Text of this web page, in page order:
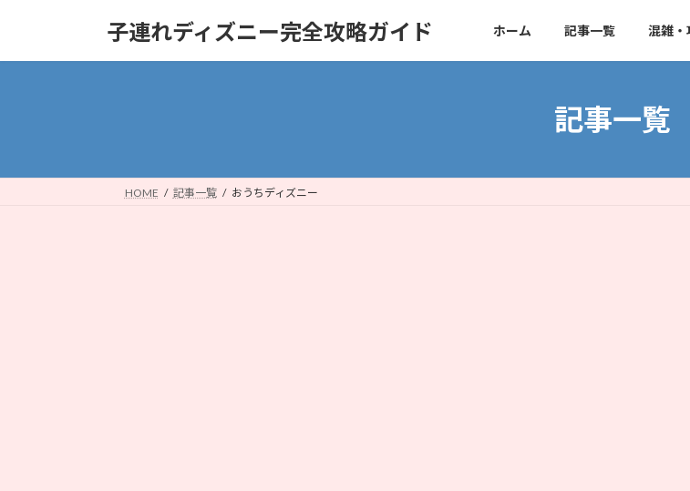
子連れディズニー完全攻略ガイド ホーム 記事一覧 混雑・
記事一覧
HOME 記事一覧 おうちディズニー